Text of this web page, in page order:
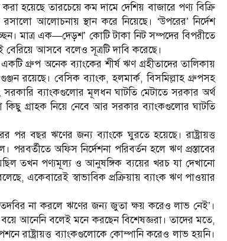
হয়েছে তারচেয়ে কম দামে দেশিয় বাজারে পণ্য বিক্রি
আলোচনায় স্থান করে নিয়েছে। ‘উপরের’ নির্দেশ
মাত্র এক—দেড়শ’ কোটি টাকা নিট সম্পদের বিপরীতে
আসবে বলেও সূত্রটি দাবি করেছে।
গ্রুপ অনেক ব্যাংকের শীর্ষ ঋণ গ্রহীতাদের তালিকায়
রয়েছে। বেসিক ব্যাংক, হলমার্ক, বিসমিল্লাহ গ্রুপসহ
সরকারি ব্যাংকগুলোর মূলধন ঘাটতি মেটাতে সরকার অর্থ
কিছু গ্রাহক নিয়ে নেবে আর সরকার ব্যাংকগুলোর ঘাটতি
বছর ঋণের জন্য ব্যাংকে ঘুরতে হয়েছে। রাষ্ট্রায়ত্ত
অফিস নির্দেশনা পরিবর্তন হলে ঋণ প্রস্তাবের
তখন পণ্যমূল্য ও আনুষঙ্গিক ব্যয়ের খরচ যা দেখানো
একেবারেই স্বাভাবিক প্রক্রিয়ায় ব্যাংক ঋণ পাওয়ার
না করলে ঋণের জন্য জুতা ক্ষয় করেও লাভ নেই’।
আনেনি বলেই মনে করছেন বিশেষজ্ঞরা। তাদের মতে,
রাষ্ট্রায়ত্ত ব্যাংকগুলোকে কোম্পানি করেও লাভ হয়নি।